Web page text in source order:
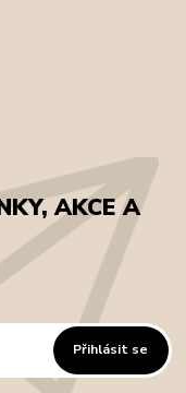
AKCE A
Přihlásit se